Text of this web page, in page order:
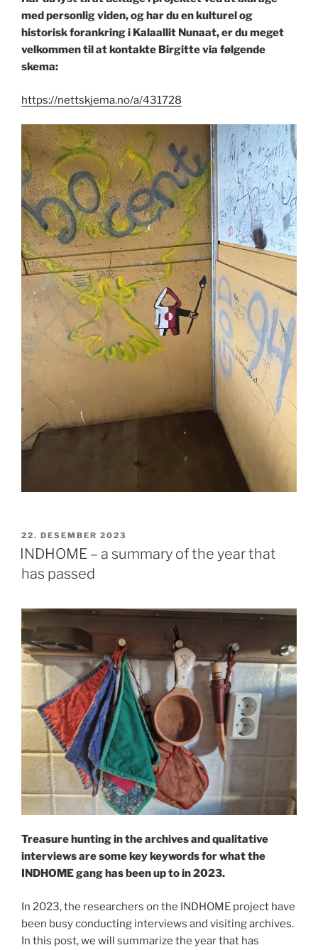
med personlig viden, og har du en kulturel og
historisk forankring i Kalaallit Nunaat, er du meget
velkommen til at kontakte Birgitte via følgende
skema:
https://nettskjema.no/a/431728
PUBLISERT
22. DESEMBER 2023
INDHOME – a summary of the year that
has passed
Treasure hunting in the archives and qualitative
interviews are some key keywords for what the
INDHOME gang has been up to in 2023.
In 2023, the researchers on the INDHOME project have
been busy conducting interviews and visiting archives.
In this post, we will summarize the year that has